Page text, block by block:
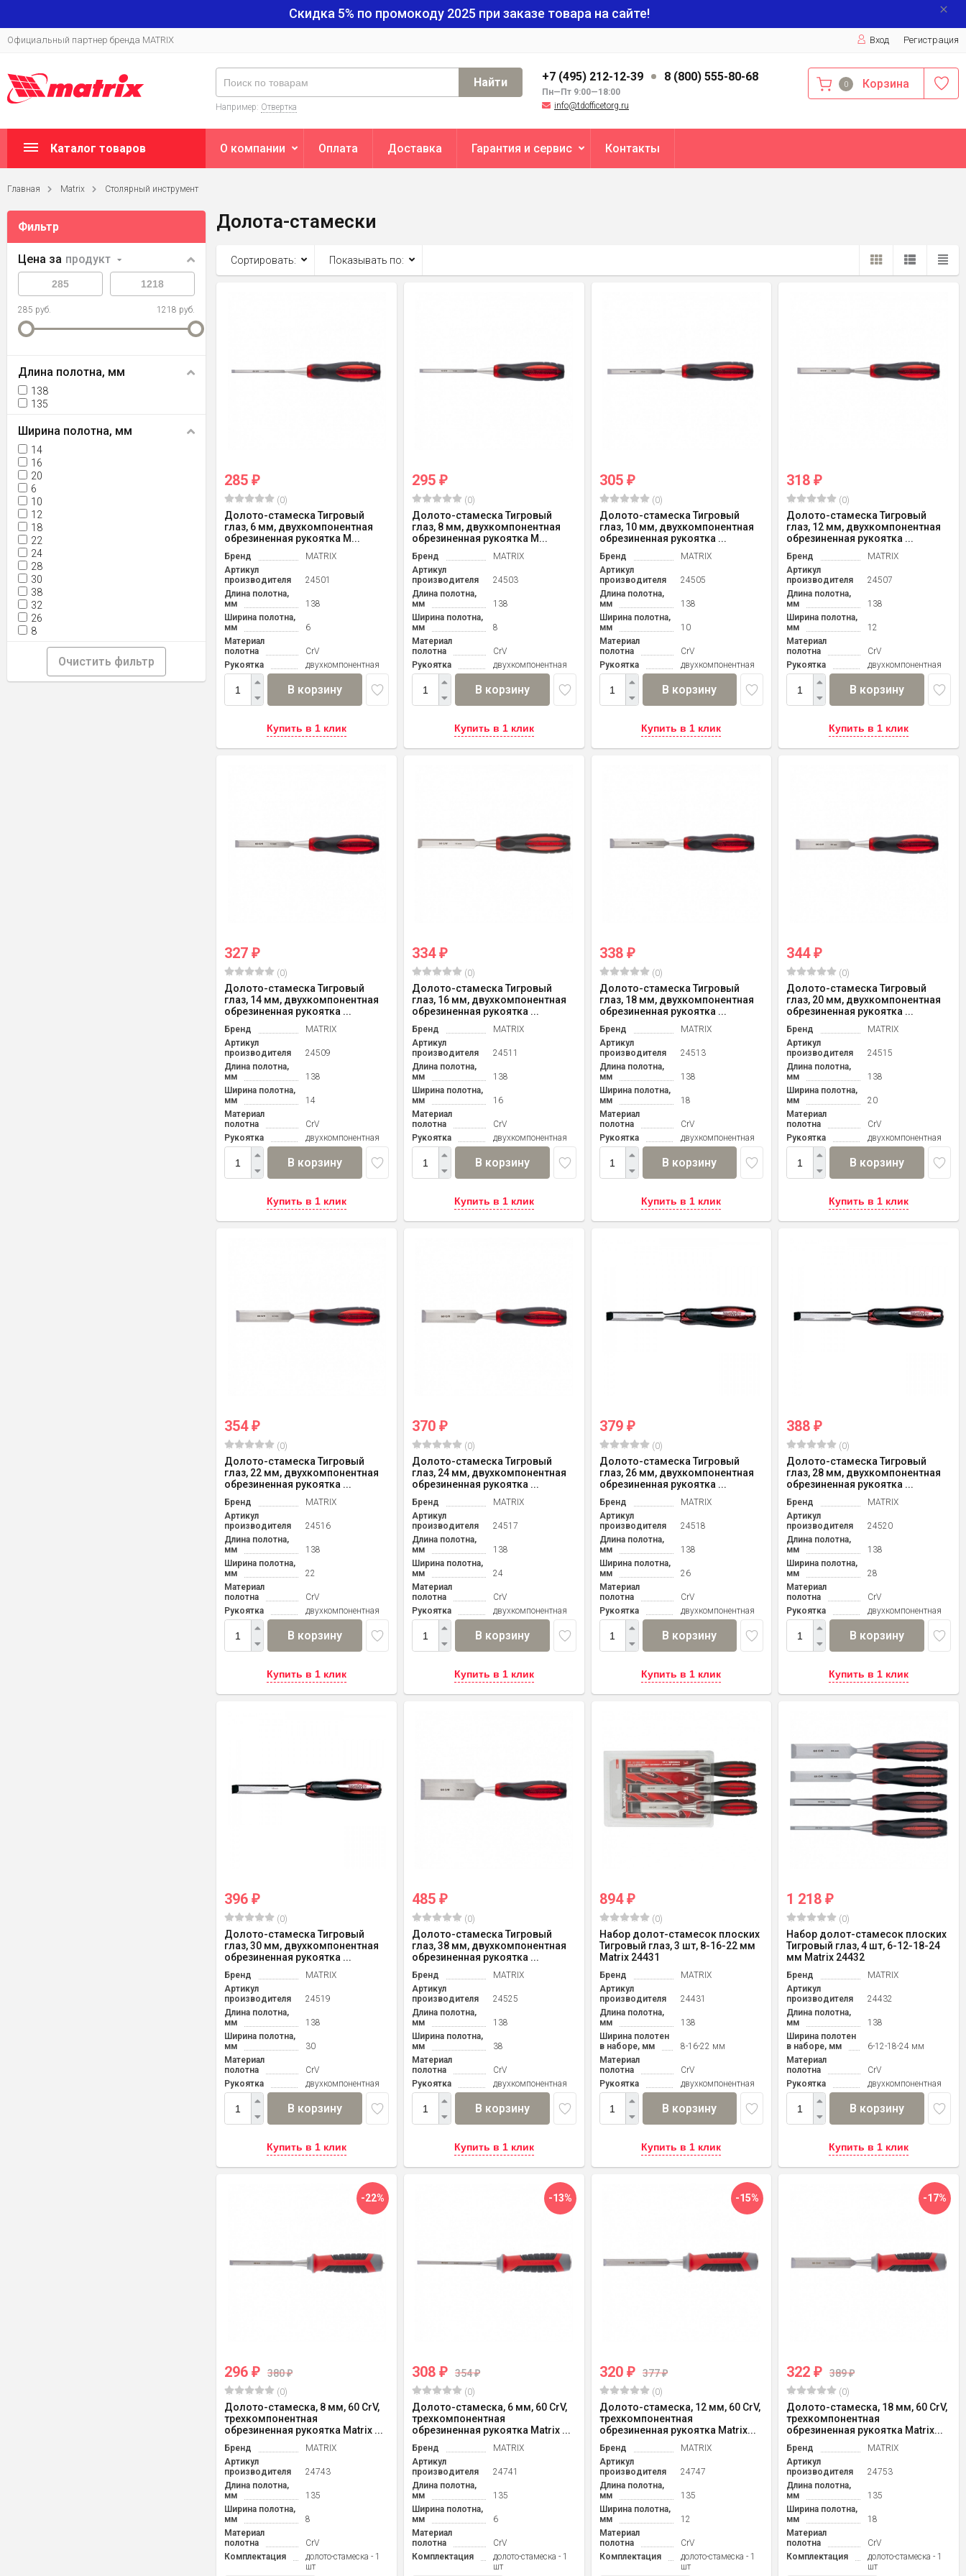
Скидка 5% по промокоду 2025 при заказе товара на сайте!
Официальный партнер бренда MATRIX Вход Регистрация
+7 (495) 212-12-39 8 (800) 555-80-68
Пн—Пт 9:00—18:00
info@tdofficetorg.ru
Найти
Например: Отвертка
0 Корзина
Каталог товаров О компании Оплата Доставка Гарантия и сервис Контакты
Главная Matrix Столярный инструмент
Фильтр
Цена за продукт
285 руб. 1218 руб.
Длина полотна, мм
138
135
Ширина полотна, мм
14
16
20
6
10
12
18
22
24
28
30
38
32
26
8
Очистить фильтр
Долота-стамески
Сортировать: Показывать по:
285₽
(0)
Долото-стамеска Тигровый
глаз, 6 мм, двухкомпонентная
обрезиненная рукоятка M...
Бренд
MATRIX
Артикул
производителя
24501
Длина полотна,
мм
138
Ширина полотна,
мм
6
Материал
полотна
CrV
Рукоятка
двухкомпонентная
В корзину
Купить в 1 клик
295 ₽
(0)
Долото-стамеска Тигровый
глаз, 8 мм, двухкомпонентная
обрезиненная рукоятка M...
Бренд
MATRIX
Артикул
производителя
24503
Длина полотна,
мм
138
Ширина полотна,
мм
8
Материал
полотна
CrV
Рукоятка
двухкомпонентная
В корзину
Купить в 1 клик
305 ₽
(0)
Долото-стамеска Тигровый
глаз, 10 мм, двухкомпонентная
обрезиненная рукоятка ...
Бренд
MATRIX
Артикул
производителя
24505
Длина полотна,
мм
138
Ширина полотна,
мм
10
Материал
полотна
CrV
Рукоятка
двухкомпонентная
В корзину
Купить в 1 клик
318₽
(0)
Долото-стамеска Тигровый
глаз, 12 мм, двухкомпонентная
обрезиненная рукоятка ...
Бренд
MATRIX
Артикул
производителя
24507
Длина полотна,
мм
138
Ширина полотна,
мм
12
Материал
полотна
CrV
Рукоятка
двухкомпонентная
В корзину
Купить в 1 клик
327₽
(0)
Долото-стамеска Тигровый
глаз, 14 мм, двухкомпонентная
обрезиненная рукоятка ...
Бренд
MATRIX
Артикул
производителя
24509
Длина полотна,
мм
138
Ширина полотна,
мм
14
Материал
полотна
CrV
Рукоятка
двухкомпонентная
В корзину
Купить в 1 клик
334 ₽
(0)
Долото-стамеска Тигровый
глаз, 16 мм, двухкомпонентная
обрезиненная рукоятка ...
Бренд
MATRIX
Артикул
производителя
24511
Длина полотна,
мм
138
Ширина полотна,
мм
16
Материал
полотна
CrV
Рукоятка
двухкомпонентная
В корзину
Купить в 1 клик
338 ₽
(0)
Долото-стамеска Тигровый
глаз, 18 мм, двухкомпонентная
обрезиненная рукоятка ...
Бренд
MATRIX
Артикул
производителя
24513
Длина полотна,
мм
138
Ширина полотна,
мм
18
Материал
полотна
CrV
Рукоятка
двухкомпонентная
В корзину
Купить в 1 клик
344₽
(0)
Долото-стамеска Тигровый
глаз, 20 мм, двухкомпонентная
обрезиненная рукоятка ...
Бренд
MATRIX
Артикул
производителя
24515
Длина полотна,
мм
138
Ширина полотна,
мм
20
Материал
полотна
CrV
Рукоятка
двухкомпонентная
В корзину
Купить в 1 клик
354₽
(0)
Долото-стамеска Тигровый
глаз, 22 мм, двухкомпонентная
обрезиненная рукоятка ...
Бренд
MATRIX
Артикул
производителя
24516
Длина полотна,
мм
138
Ширина полотна,
мм
22
Материал
полотна
CrV
Рукоятка
двухкомпонентная
В корзину
Купить в 1 клик
370 ₽
(0)
Долото-стамеска Тигровый
глаз, 24 мм, двухкомпонентная
обрезиненная рукоятка ...
Бренд
MATRIX
Артикул
производителя
24517
Длина полотна,
мм
138
Ширина полотна,
мм
24
Материал
полотна
CrV
Рукоятка
двухкомпонентная
В корзину
Купить в 1 клик
379 ₽
(0)
Долото-стамеска Тигровый
глаз, 26 мм, двухкомпонентная
обрезиненная рукоятка ...
Бренд
MATRIX
Артикул
производителя
24518
Длина полотна,
мм
138
Ширина полотна,
мм
26
Материал
полотна
CrV
Рукоятка
двухкомпонентная
В корзину
Купить в 1 клик
388₽
(0)
Долото-стамеска Тигровый
глаз, 28 мм, двухкомпонентная
обрезиненная рукоятка ...
Бренд
MATRIX
Артикул
производителя
24520
Длина полотна,
мм
138
Ширина полотна,
мм
28
Материал
полотна
CrV
Рукоятка
двухкомпонентная
В корзину
Купить в 1 клик
396₽
(0)
Долото-стамеска Тигровый
глаз, 30 мм, двухкомпонентная
обрезиненная рукоятка ...
Бренд
MATRIX
Артикул
производителя
24519
Длина полотна,
мм
138
Ширина полотна,
мм
30
Материал
полотна
CrV
Рукоятка
двухкомпонентная
В корзину
Купить в 1 клик
485 ₽
(0)
Долото-стамеска Тигровый
глаз, 38 мм, двухкомпонентная
обрезиненная рукоятка ...
Бренд
MATRIX
Артикул
производителя
24525
Длина полотна,
мм
138
Ширина полотна,
мм
38
Материал
полотна
CrV
Рукоятка
двухкомпонентная
В корзину
Купить в 1 клик
894 ₽
(0)
Набор долот-стамесок плоских
Тигровый глаз, 3 шт, 8-16-22 мм
Matrix 24431
Бренд
MATRIX
Артикул
производителя
24431
Длина полотна,
мм
138
Ширина полотен
в наборе, мм
8-16-22 мм
Материал
полотна
CrV
Рукоятка
двухкомпонентная
В корзину
Купить в 1 клик
1 218₽
(0)
Набор долот-стамесок плоских
Тигровый глаз, 4 шт, 6-12-18-24
мм Matrix 24432
Бренд
MATRIX
Артикул
производителя
24432
Длина полотна,
мм
138
Ширина полотен
в наборе, мм
6-12-18-24 мм
Материал
полотна
CrV
Рукоятка
двухкомпонентная
В корзину
Купить в 1 клик
-22%
296₽ 380₽
(0)
Долото-стамеска, 8 мм, 60 CrV,
трехкомпонентная
обрезиненная рукоятка Matrix ...
Бренд
MATRIX
Артикул
производителя
24743
Длина полотна,
мм
135
Ширина полотна,
мм
8
Материал
полотна
CrV
Комплектация
долото-стамеска - 1
шт
-13%
308 ₽ 354₽
(0)
Долото-стамеска, 6 мм, 60 CrV,
трехкомпонентная
обрезиненная рукоятка Matrix ...
Бренд
MATRIX
Артикул
производителя
24741
Длина полотна,
мм
135
Ширина полотна,
мм
6
Материал
полотна
CrV
Комплектация
долото-стамеска - 1
шт
-15%
320 ₽ 377₽
(0)
Долото-стамеска, 12 мм, 60 CrV,
трехкомпонентная
обрезиненная рукоятка Matrix...
Бренд
MATRIX
Артикул
производителя
24747
Длина полотна,
мм
135
Ширина полотна,
мм
12
Материал
полотна
CrV
Комплектация
долото-стамеска - 1
шт
-17%
322₽ 389₽
(0)
Долото-стамеска, 18 мм, 60 CrV,
трехкомпонентная
обрезиненная рукоятка Matrix...
Бренд
MATRIX
Артикул
производителя
24753
Длина полотна,
мм
135
Ширина полотна,
мм
18
Материал
полотна
CrV
Комплектация
долото-стамеска - 1
шт